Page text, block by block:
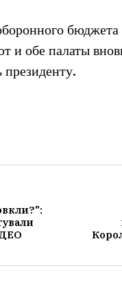
и обе палаты
президенту.